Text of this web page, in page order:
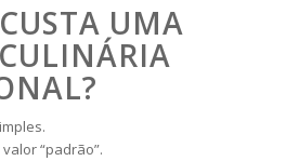
UMA
“padrão”.